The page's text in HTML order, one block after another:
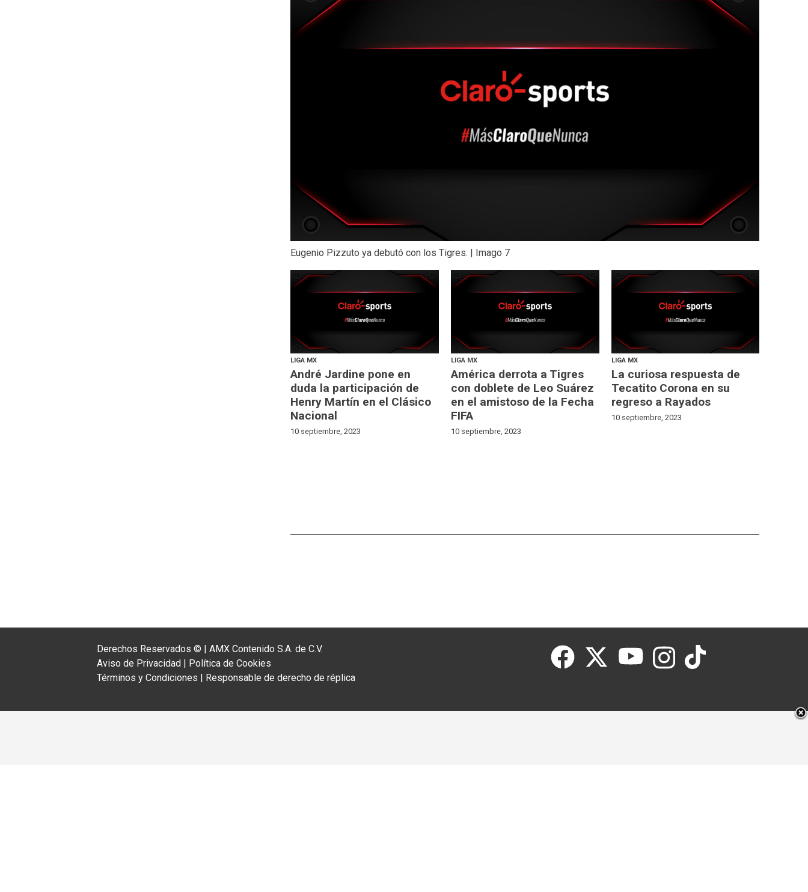
Eugenio Pizzuto ya debutó con los Tigres. | Imago 7
LIGA MX
André Jardine pone en
duda la participación de
Henry Martín en el Clásico
Nacional
10 septiembre, 2023
LIGA MX
América derrota a Tigres
con doblete de Leo Suárez
en el amistoso de la Fecha
FIFA
10 septiembre, 2023
LIGA MX
La curiosa respuesta de
Tecatito Corona en su
regreso a Rayados
10 septiembre, 2023
Derechos Reservados © | AMX Contenido S.A. de C.V.
Aviso de Privacidad| Política de Cookies
Términos y Condiciones | Responsable de derecho de réplica